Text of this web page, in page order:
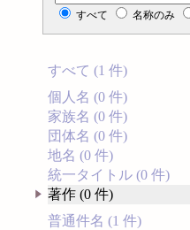
すべて 名称のみ
すべて (1 件)
個人名 (0 件)
家族名 (0 件)
団体名 (0 件)
地名 (0 件)
統一タイトル (0 件)
著作 (0 件)
普通件名 (1 件)